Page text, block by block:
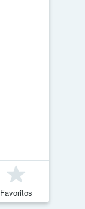
Favoritos